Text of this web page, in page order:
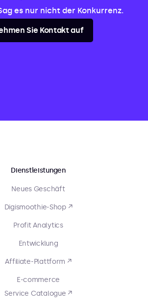
es nur nicht der Konkurrenz.
Sie Kontakt auf
Dienstleistungen
Neues Geschäft
Digismoothie-Shop ↗
Profit Analytics
Entwicklung
Affiliate-Plattform ↗
E-commerce
Service Catalogue ↗